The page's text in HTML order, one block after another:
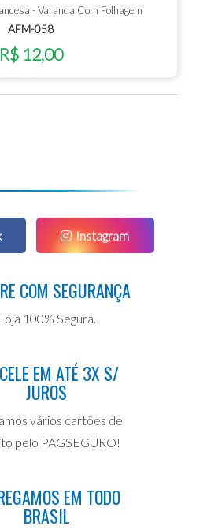
- Varanda Com Folhagem
AFM-058
R$ 12,00
Instagram
COM SEGURANÇA
Loja 100% Segura.
EM ATÉ 3X S/
JUROS
vários cartões de
pelo PAGSEGURO!
EM TODO
BRASIL